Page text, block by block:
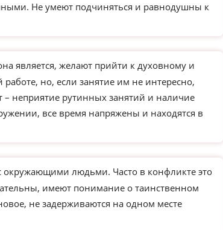
Не умеют подчиняться и равнодушны к
является, желают прийти к духовному и
но, если занятие им не интересно,
неприятие рутинных занятий и наличие
все время напряжены и находятся в
людьми. Часто в конфликте это
имеют понимание о таинственном
не задерживаются на одном месте